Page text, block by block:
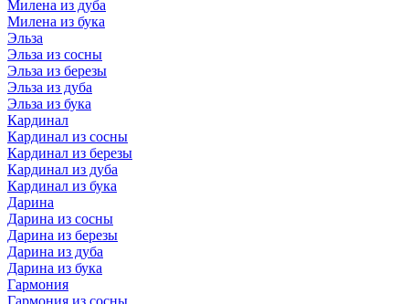
Милена из дуба
Милена из бука
Эльза
Эльза из сосны
Эльза из березы
Эльза из дуба
Эльза из бука
Кардинал
Кардинал из сосны
Кардинал из березы
Кардинал из дуба
Кардинал из бука
Дарина
Дарина из сосны
Дарина из березы
Дарина из дуба
Дарина из бука
Гармония
Гармония из сосны